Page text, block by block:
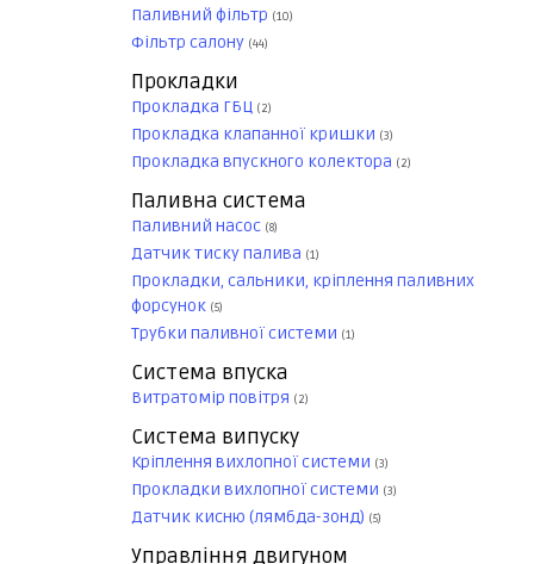
Паливний фільтр (10)
Фільтр салону (44)
Прокладки
Прокладка ГБЦ (2)
Прокладка клапанної кришки (3)
Прокладка впускного колектора (2)
Паливна система
Паливний насос (8)
Датчик тиску палива (1)
Прокладки, сальники, кріплення паливних
форсунок (5)
Трубки паливної системи (1)
Система впуска
Витратомір повітря (2)
Система випуску
Кріплення вихлопної системи (3)
Прокладки вихлопної системи (3)
Датчик кисню (лямбда-зонд) (5)
Управління двигуном